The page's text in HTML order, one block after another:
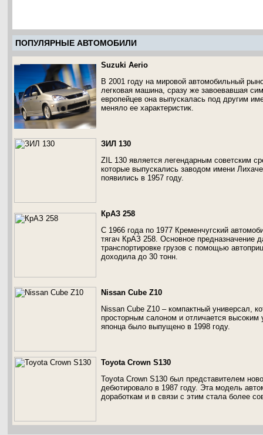
ПОПУЛЯРНЫЕ АВТОМОБИЛИ
Suzuki Aerio
В 2001 году на мировой автомобильный
легковая машина, сразу же завоевавшая
европейцев она выпускалась под другим
меняло ее характеристик.
ЗИЛ 130
ZIL 130 является легендарным советским
которые выпускались заводом имени
появились в 1957 году.
КрАЗ 258
С 1966 года по 1977 Кременчугский
тягач КрАЗ 258. Основное предназначение
транспортировке грузов с помощью
доходила до 30 тонн.
Nissan Cube Z10
Nissan Cube Z10 – компактный универсал,
просторным салоном и отличается
японца было выпущено в 1998 году.
Toyota Crown S130
Toyota Crown S130 был представителем
дебютировало в 1987 году. Эта модель
доработкам и в связи с этим стала более